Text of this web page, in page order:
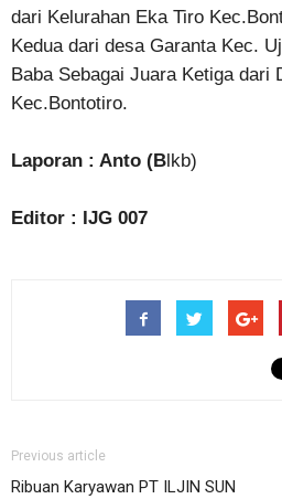
dari Kelurahan Eka Tiro
Kedua dari desa Garanta Kec.
Baba Sebagai Juara Ketiga dari
Kec.Bontotiro.
Laporan : Anto (Blkb)
Editor : IJG 007
Previous article
Ribuan Karyawan PT ILJIN SUN